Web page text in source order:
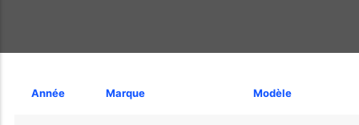
Année Marque Modèle